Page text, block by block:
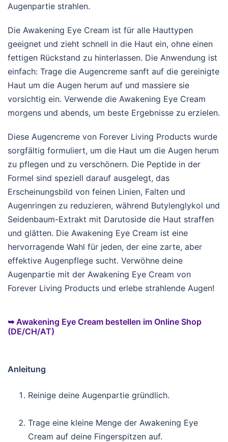
Augenpartie strahlen.
Die Awakening Eye Cream ist für alle Hauttypen
geeignet und zieht schnell in die Haut ein, ohne einen
fettigen Rückstand zu hinterlassen. Die Anwendung ist
einfach: Trage die Augencreme sanft auf die gereinigte
Haut um die Augen herum auf und massiere sie
vorsichtig ein. Verwende die Awakening Eye Cream
morgens und abends, um beste Ergebnisse zu erzielen.
Diese Augencreme von Forever Living Products wurde
sorgfältig formuliert, um die Haut um die Augen herum
zu pflegen und zu verschönern. Die Peptide in der
Formel sind speziell darauf ausgelegt, das
Erscheinungsbild von feinen Linien, Falten und
Augenringen zu reduzieren, während Butylenglykol und
Seidenbaum-Extrakt mit Darutoside die Haut straffen
und glätten. Die Awakening Eye Cream ist eine
hervorragende Wahl für jeden, der eine zarte, aber
effektive Augenpflege sucht. Verwöhne deine
Augenpartie mit der Awakening Eye Cream von
Forever Living Products und erlebe strahlende Augen!
➥ Awakening Eye Cream bestellen im Online Shop
(DE/CH/AT)
Anleitung
Reinige deine Augenpartie gründlich.
Trage eine kleine Menge der Awakening Eye
Cream auf deine Fingerspitzen auf.